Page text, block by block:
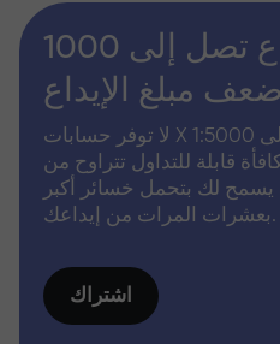
مكافأة إيداع تصل إلى 1000
لا توفر حسابات X الخاصة رافعة مالية تصل إلى 1:5000
قابلة للتداول تتراوح من
10000%، مما يسمح لك بتحمل خسائر أكبر
بعشرات المرات من إيداعك.
اشتراك